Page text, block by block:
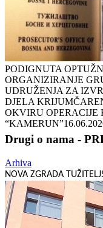
PODIGNUTA
ORGANIZIRANJE
UDRUŽENJA ZA
DJELA
OKVIRU OPERACIJE
“KAMERUN”
Drugi o nama -
Arhiva
NOVA ZGRADA